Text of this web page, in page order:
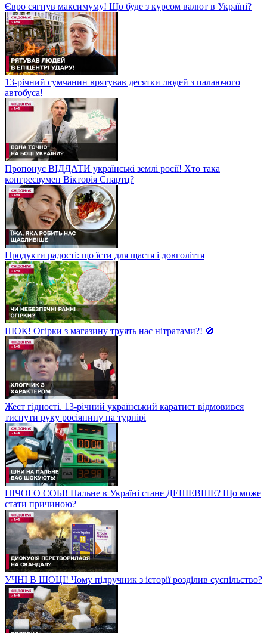
Євро сягнув максимуму! Що буде з курсом валют в Україні?
13-річний сумчанин врятував десятки людей з палаючого
автобуса!
Пропонує ВІДДАТИ українські землі росії! Хто така
конгресвумен Вікторія Спартц?
Продукти радості: що їсти для щастя і довголіття
ШОК! Огірки з магазину труять нас нітратами?! 🚫
Жест гідності. 13-річний український каратист відмовився
тиснути руку росіянину на турнірі
НІЧОГО СОБІ! Пальне в Україні стане ДЕШЕВШЕ? Що може
стати причиною?
УЧНІ В ШОЦІ! Чому підручник з історії розділив суспільство?